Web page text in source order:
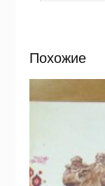
Похожие